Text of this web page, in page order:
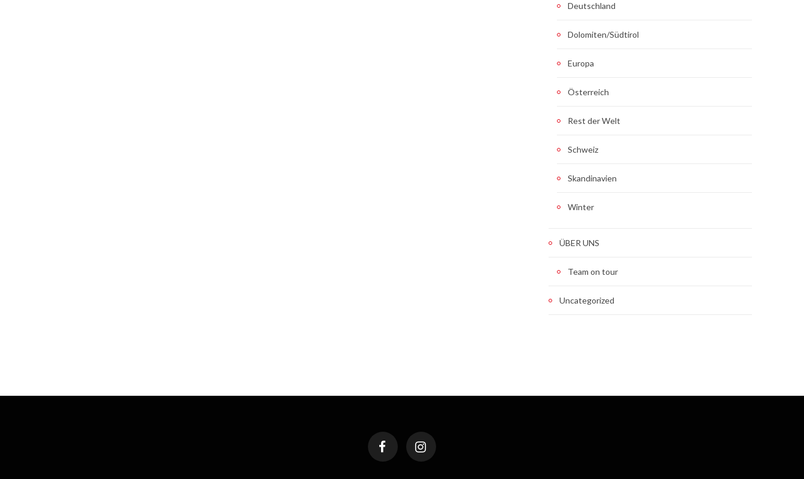
Deutschland
Dolomiten/Südtirol
Europa
Österreich
Rest der Welt
Schweiz
Skandinavien
Winter
ÜBER UNS
Team on tour
Uncategorized